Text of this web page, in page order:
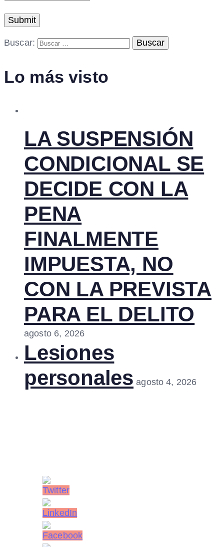
Buscar:
Lo más visto
LA SUSPENSIÓN
CONDICIONAL SE
DECIDE CON LA
PENA
FINALMENTE
IMPUESTA, NO
CON LA PREVISTA
PARA EL DELITO
agosto 6, 2026
Lesiones
personales agosto 4, 2026